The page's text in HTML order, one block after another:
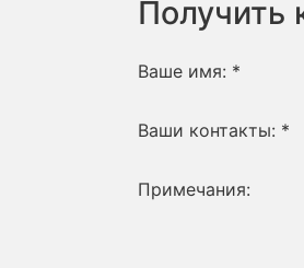
Получить
Ваше имя: *
Ваши контакты: *
Примечания: